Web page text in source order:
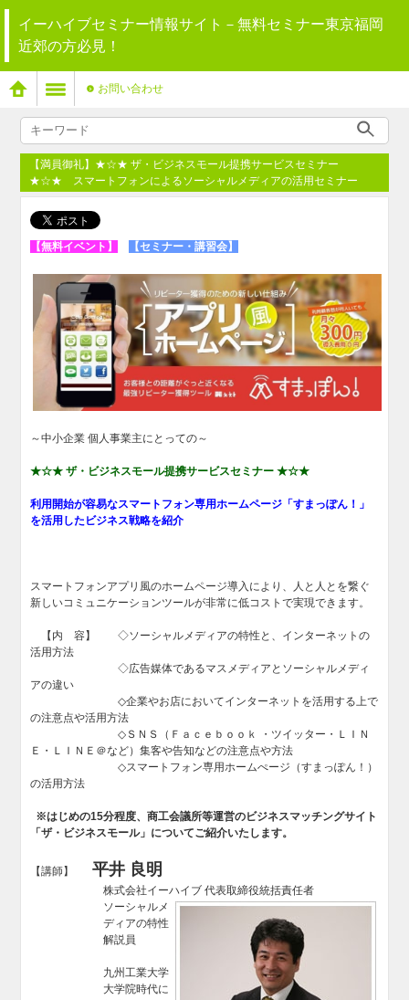
イーハイブセミナー情報サイト－無料セミナー東京福岡
近郊の方必見！
お問い合わせ
【満員御礼】★☆★ ザ・ビジネスモール提携サービスセミナー
★☆★ スマートフォンによるソーシャルメディアの活用セミナー
【無料イベント】 【セミナー・講習会】
～中小企業 個人事業主にとっての～
★☆★ ザ・ビジネスモール提携サービスセミナー ★☆★
利用開始が容易なスマートフォン専用ホームページ「すまっぽん！」
を活用したビジネス戦略を紹介
スマートフォンアプリ風のホームページ導入により、人と人とを繋ぐ
新しいコミュニケーションツールが非常に低コストで実現できます。
【内 容】 ◇ソーシャルメディアの特性と、インターネットの
活用方法
◇広告媒体であるマスメディアとソーシャルメディ
アの違い
◇企業やお店においてインターネットを活用する上で
の注意点や活用方法
◇ＳＮＳ（Ｆａｃｅｂｏｏｋ ・ツイッター・ＬＩＮ
Ｅ・ＬＩＮＥ＠など）集客や告知などの注意点や方法
◇スマートフォン専用ホームぺージ（すまっぽん！）
の活用方法
※はじめの15分程度、商工会議所等運営のビジネスマッチングサイト
「ザ・ビジネスモール」についてご紹介いたします。
【講師】 平井 良明
株式会社イーハイブ 代表取締役統括責任者
ソーシャルメ
ディアの特性
解説員
九州工業大学
大学院時代に